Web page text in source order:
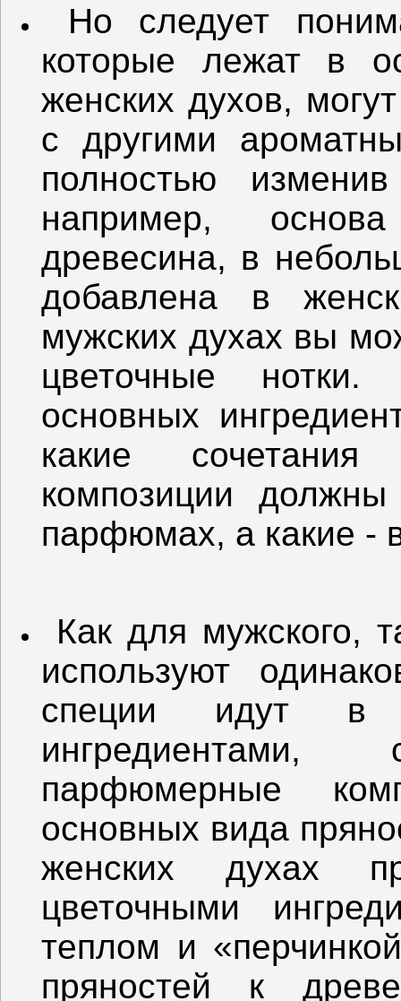
Но следует
которые лежат в
женских духов,
с другими
полностью
например,
древесина, в
добавлена в
мужских духах вы
цветочные
основных
какие
композиции должны
парфюмах, а какие -
Как для мужского,
используют
специи идут в
ингредиентами,
парфюмерные
основных вида
женских духах
цветочными
теплом и
пряностей к